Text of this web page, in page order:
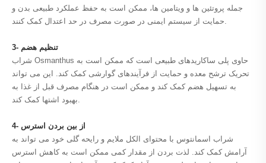
جمله پروتئین ها و ویتامین ها، ممکن است به حفظ عملکرد طبیعی بدن و
3- تنظیم هضم
شراب Osmanthus حاوی پلی ساکاریدهای طبیعی است که ممکن است به
تحریک ترشح معده و حمایت از فرآیندهای گوارشی کمک کند. این می تواند
به تسهیل هضم کمک کند و ممکن است در هنگام مصرف قبل از غذا به
4- از بین بردن استرس
شراب اسمانتوس با محتوای الکل ملایم و رایحه گلی خود می تواند به
آرامش کمک کند. لذت بردن از مقدار کمی ممکن است به کاهش استرس